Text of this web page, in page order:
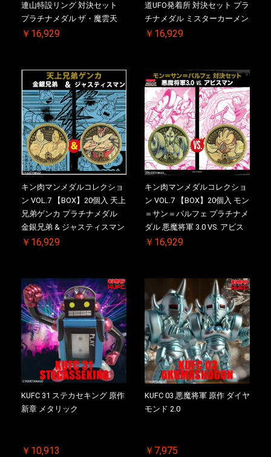
連山特設リング 対決セット
プラチナメダル ザ・魔雲天
VS. テリーマン 3.0 初回シリア
売品)付
￥16,929
道UFO発着所 対決セット プラ
チナメダル ミスターカーメン
VS. ブロッケン Jr. 2.0 初回シ
ル(非売品)付
￥16,929
キン肉マンメダルコレクショ
ン VOL.7 【BOX】20個入 天上
兄弟ゲンカ プラチナメダル
金銀兄弟 & ジャスティスマン
2.0 初回シリアルNO.入 ケース
￥16,929
キン肉マンメダルコレクショ
ン VOL.7 【BOX】20個入 モン
＝サン＝パルフェ プラチナメ
ダル 悪魔将軍 3.0 VS. アビス
マン 初回シリアルNO.入 ケー
￥16,929
KUFC 31 ステカセキング 原作
新章 メタリック
￥10,913
KUFC 03 悪魔将軍 原作 ダイヤ
モンド 2.0
￥7,975